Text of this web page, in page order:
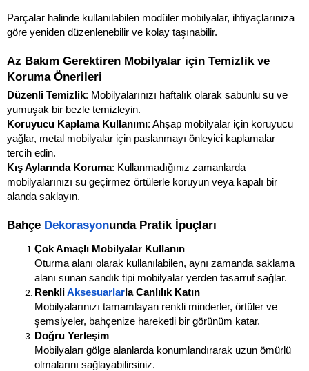
Parçalar halinde kullanılabilen modüler mobilyalar, ihtiyaçlarınıza
göre yeniden düzenlenebilir ve kolay taşınabilir.
Az Bakım Gerektiren Mobilyalar için Temizlik ve
Koruma Önerileri
Düzenli Temizlik: Mobilyalarınızı haftalık olarak sabunlu su ve
yumuşak bir bezle temizleyin.
Koruyucu Kaplama Kullanımı: Ahşap mobilyalar için koruyucu
yağlar, metal mobilyalar için paslanmayı önleyici kaplamalar
tercih edin.
Kış Aylarında Koruma: Kullanmadığınız zamanlarda
mobilyalarınızı su geçirmez örtülerle koruyun veya kapalı bir
alanda saklayın.
Bahçe Dekorasyonunda Pratik İpuçları
Çok Amaçlı Mobilyalar Kullanın
Oturma alanı olarak kullanılabilen, aynı zamanda saklama
alanı sunan sandık tipi mobilyalar yerden tasarruf sağlar.
Renkli Aksesuarlar la Canlılık Katın
Mobilyalarınızı tamamlayan renkli minderler, örtüler ve
şemsiyeler, bahçenize hareketli bir görünüm katar.
Doğru Yerleşim
Mobilyaları gölge alanlarda konumlandırarak uzun ömürlü
olmalarını sağlayabilirsiniz.